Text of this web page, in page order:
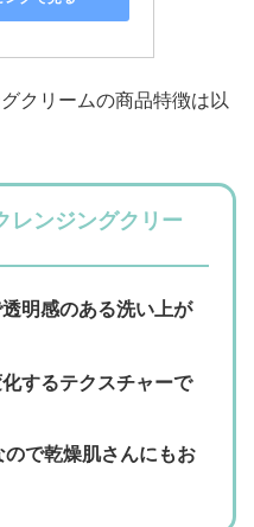
クリームの商品特徴は以
レンジングクリー
明感のある洗い上が
するテクスチャーで
で乾燥肌さんにもお